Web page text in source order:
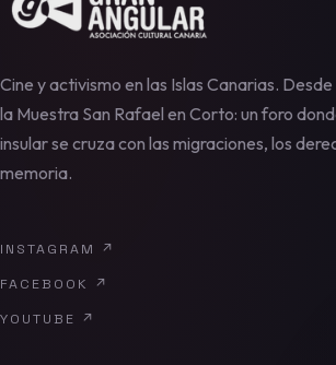
Cine y activismo en las Islas Canarias.
la Muestra San Rafael en Corto: un foro
insular se cruza con las migraciones, los
memoria.
INSTAGRAM
↗
FACEBOOK
↗
YOUTUBE
↗